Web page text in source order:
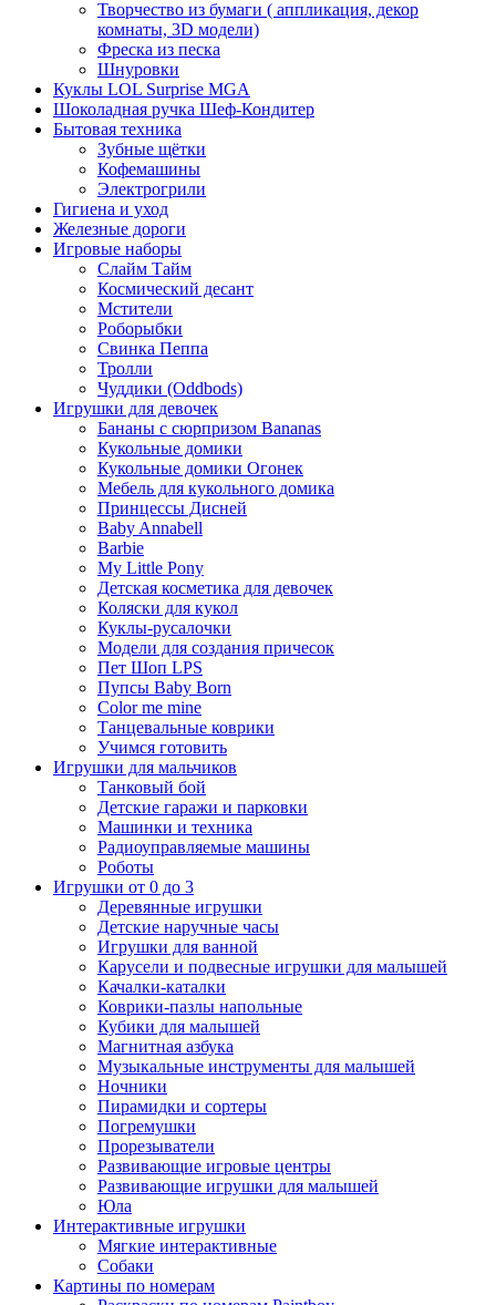
Творчество из бумаги ( аппликация, декор
комнаты, 3D модели)
Фреска из песка
Шнуровки
Куклы LOL Surprise MGA
Шоколадная ручка Шеф-Кондитер
Бытовая техника
Зубные щётки
Кофемашины
Электрогрили
Гигиена и уход
Железные дороги
Игровые наборы
Слайм Тайм
Космический десант
Мстители
Роборыбки
Свинка Пеппа
Тролли
Чуддики (Oddbods)
Игрушки для девочек
Бананы с сюрпризом Bananas
Кукольные домики
Кукольные домики Огонек
Мебель для кукольного домика
Принцессы Дисней
Baby Annabell
Barbie
My Little Pony
Детская косметика для девочек
Коляски для кукол
Куклы-русалочки
Модели для создания причесок
Пет Шоп LPS
Пупсы Baby Born
Сolor me mine
Танцевальные коврики
Учимся готовить
Игрушки для мальчиков
Танковый бой
Детские гаражи и парковки
Машинки и техника
Радиоуправляемые машины
Роботы
Игрушки от 0 до 3
Деревянные игрушки
Детские наручные часы
Игрушки для ванной
Карусели и подвесные игрушки для малышей
Качалки-каталки
Коврики-пазлы напольные
Кубики для малышей
Магнитная азбука
Музыкальные инструменты для малышей
Ночники
Пирамидки и сортеры
Погремушки
Прорезыватели
Развивающие игровые центры
Развивающие игрушки для малышей
Юла
Интерактивные игрушки
Мягкие интерактивные
Собаки
Картины по номерам